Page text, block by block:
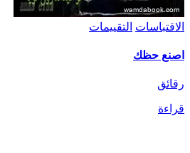
الاقتباسات التقييمات
اصنع حظك
رقائق
قراءة